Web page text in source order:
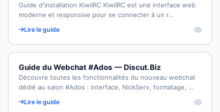
Guide d'installation KiwiIRC KiwiIRC est une interface web
moderne et responsive pour se connecter à un r…
Lire le guide
Guide du Webchat #Ados — Discut.Biz
Découvre toutes les fonctionnalités du nouveau webchat
dédié au salon #Ados : interface, NickServ, formatage, …
Lire le guide